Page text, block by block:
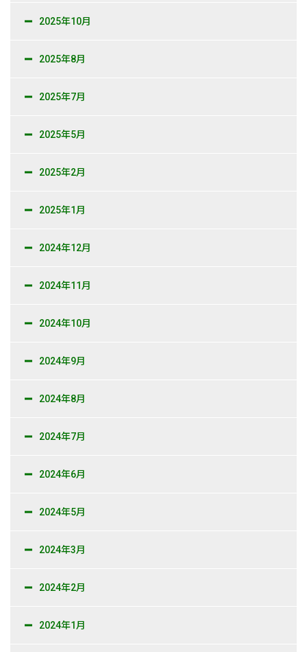
2025年10月
2025年8月
2025年7月
2025年5月
2025年2月
2025年1月
2024年12月
2024年11月
2024年10月
2024年9月
2024年8月
2024年7月
2024年6月
2024年5月
2024年3月
2024年2月
2024年1月